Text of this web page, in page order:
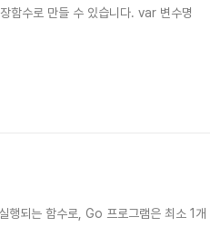
함수로 만들 수 있습니다. var 변수명
행되는 함수로, Go 프로그램은 최소 1개